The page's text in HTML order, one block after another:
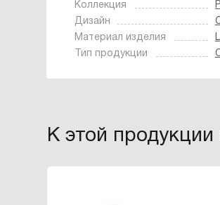
Коллекция
Дизайн
Материал изделия
Тип продукции
К этой продукции